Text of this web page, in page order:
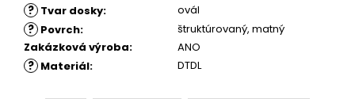
? Tvar dosky: ovál
? Povrch: štruktúrovaný, matný
Zakázková výroba: ANO
? Materiál: DTDL